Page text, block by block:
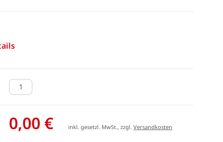
0,00 € inkl. gesetzl. MwSt., zzgl.Versandkosten